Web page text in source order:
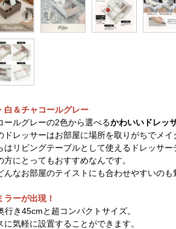
白＆チャコールグレー
ールグレーの2色から選べるかわいいドレッ
ドレッサーはお部屋に場所を取りがちでメ
リビングテーブルとして使えるドレッサ
にとってもおすすめなんです。
なお部屋のテイストにも合わせやすいのも
ーが出現！
き45cmと超コンパクトサイズ。
気軽に設置することができます。